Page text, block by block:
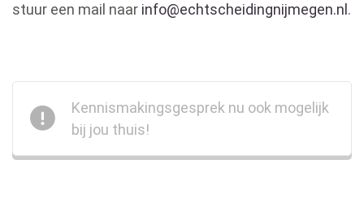
stuur een mail naar info@echtscheidingnijmegen.nl .
Kennismakingsgesprek nu ook mogelijk
bij jou thuis!